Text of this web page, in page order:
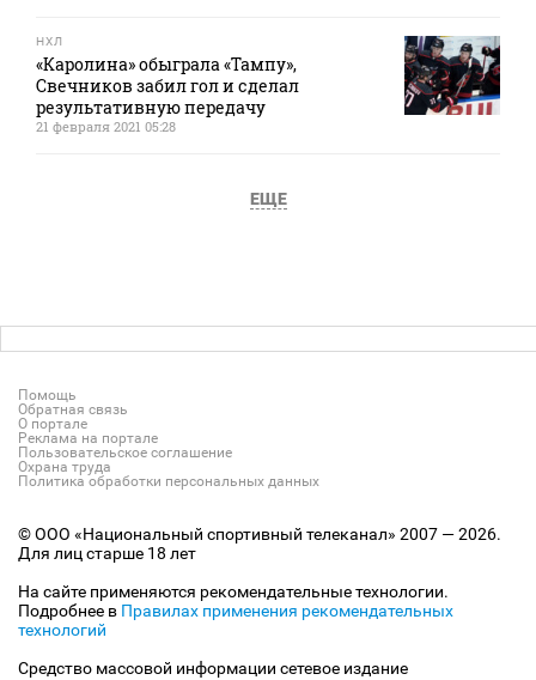
НХЛ
«Каролина» обыграла «Тампу»,
Свечников забил гол и сделал
результативную передачу
21 февраля 2021 05:28
ЕЩЕ
Помощь
Обратная связь
О портале
Реклама на портале
Пользовательское соглашение
Охрана труда
Политика обработки персональных данных
© ООО «Национальный спортивный телеканал» 2007 — 2026.
Для лиц старше 18 лет
На сайте применяются рекомендательные технологии.
Подробнее в Правилах применения рекомендательных
технологий
Средство массовой информации сетевое издание